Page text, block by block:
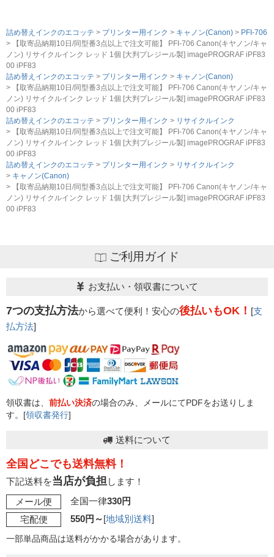
詰め替えインクのエコッテ プリンター用インク キャノン(Canon)
PFI-706
【取寄品納期10日/同型番3点以上で注文可能】 PFI-706 Canon(キヤノン/キャ
ノン) リサイクルインク レッド 1個 [大判プレジール製] imagePROGRAF iPF83
00 iPF83
詰め替えインクのエコッテ
プリンター用インク
キャノン(Canon)
【取寄品納期10日/同型番3点以上で注文可能】 PFI-706 Canon(キヤノン/キャ
ノン) リサイクルインク レッド 1個 [大判プレジール製] imagePROGRAF iPF83
00 iPF83
詰め替えインクのエコッテ
プリンター用インク
リサイクルインク
【取寄品納期10日/同型番3点以上で注文可能】 PFI-706 Canon(キヤノン/キャ
ノン) リサイクルインク レッド 1個 [大判プレジール製] imagePROGRAF iPF83
00 iPF83
詰め替えインクのエコッテ
プリンター用インク
リサイクルインク
キャノン(Canon)
【取寄品納期10日/同型番3点以上で注文可能】 PFI-706 Canon(キヤノン/キャ
ノン) リサイクルインク レッド 1個 [大判プレジール製] imagePROGRAF iPF83
00 iPF83
ご利用ガイド
お支払い・領収書について
7つの支払方法から選べて便利！安心の後払いもOK！ [支
払方法]
領収書は、 前払い決済の場合のみ、メールにてPDFをお送りしま
す。[領収書発行]
送料について
全国どこでも送料無料！
下記送料を当店が負担します！
メール便
全国一律330円
宅配便
550円～[地域別送料]
一部単品商品は送料がかかる場合があります。